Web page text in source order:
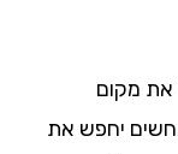
את מקום
יחפש את